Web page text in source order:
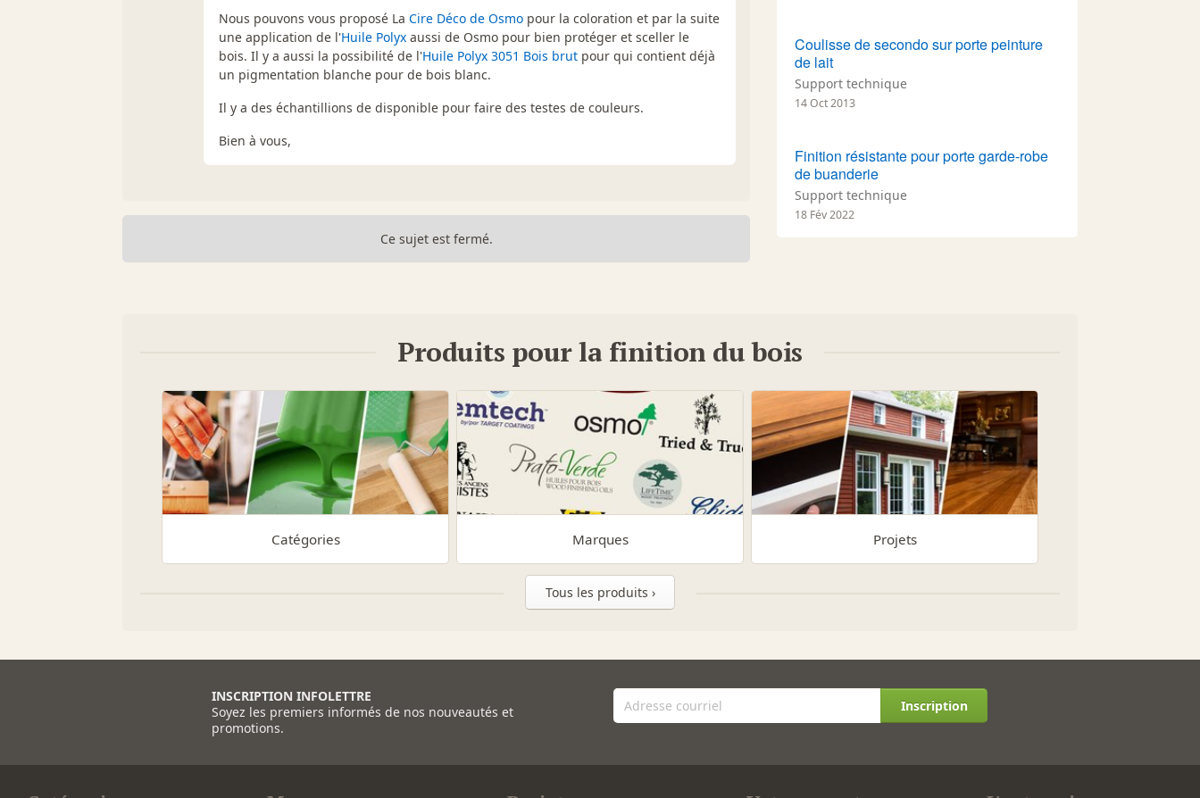
Nous pouvons vous proposé La Cire Déco de Osmo pour la coloration et par la suite
une application de l'Huile Polyx aussi de Osmo pour bien protéger et sceller le
bois. Il y a aussi la possibilité de l'Huile Polyx 3051 Bois brut pour qui contient déjà
un pigmentation blanche pour de bois blanc.
Il y a des échantillions de disponible pour faire des testes de couleurs.
Bien à vous,
Ce sujet est fermé.
Coulisse de secondo sur porte peinture
de lait
Support technique
14 Oct 2013
Finition résistante pour porte garde-robe
de buanderie
Support technique
18 Fév 2022
Produits pour la finition du bois
Catégories Marques Projets
Tous les produits ›
INSCRIPTION INFOLETTRE
Soyez les premiers informés de nos nouveautés et
promotions.
Inscription